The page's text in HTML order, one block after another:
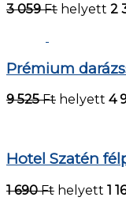
3 059 Ft helyett 2
Prémium
9 525 Ft helyett 4
Hotel Szatén
1 690 Ft helyett 1